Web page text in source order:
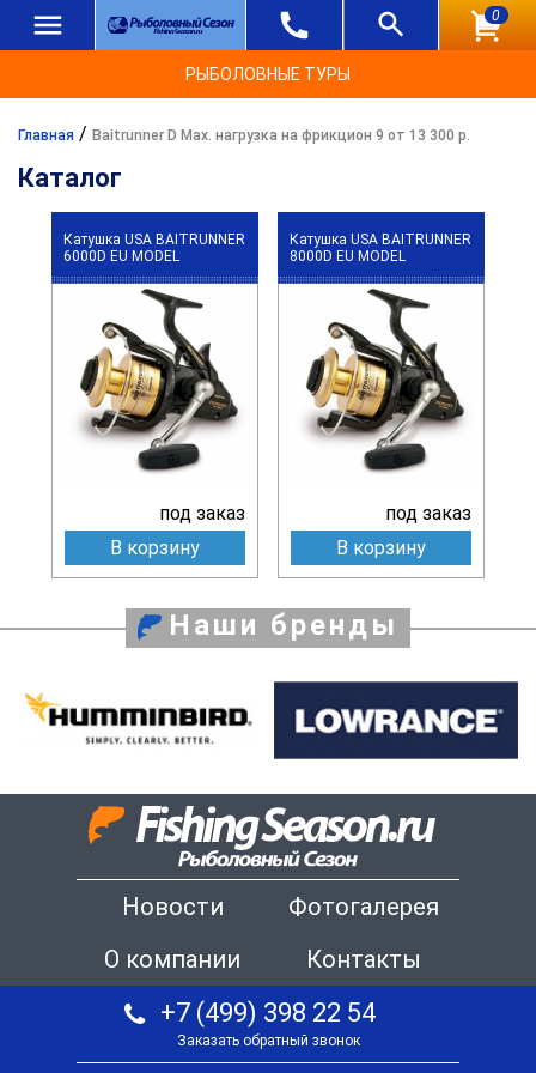
0
РЫБОЛОВНЫЕ ТУРЫ
Главная / Baitrunner D Max. нагрузка на фрикцион 9 от 13 300 р.
Каталог
Катушка USA BAITRUNNER
6000D EU MODEL
под заказ
В корзину
Катушка USA BAITRUNNER
8000D EU MODEL
под заказ
В корзину
Наши бренды
Новости
Фотогалерея
О компании
Контакты
+7 (499) 398 22 54
Заказать обратный звонок